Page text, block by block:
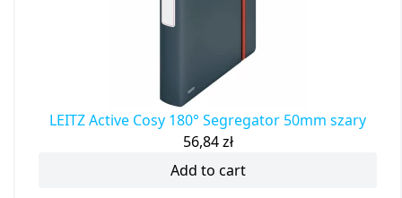
LEITZ Active Cosy 180° Segregator 50mm szary
56,84zł
Add to cart